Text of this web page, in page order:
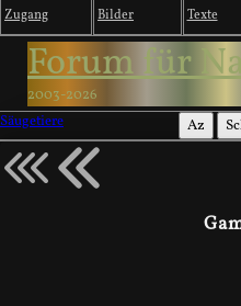
Zugang Bilder Texte
Forum für
2003-2026
Säugetiere
Az